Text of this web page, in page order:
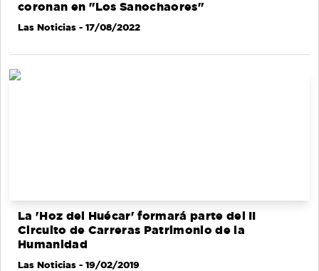
coronan en "Los Sanochaores"
Las Noticias - 17/08/2022
La 'Hoz del Huécar' formará parte del II
Circuito de Carreras Patrimonio de la
Humanidad
Las Noticias - 19/02/2019